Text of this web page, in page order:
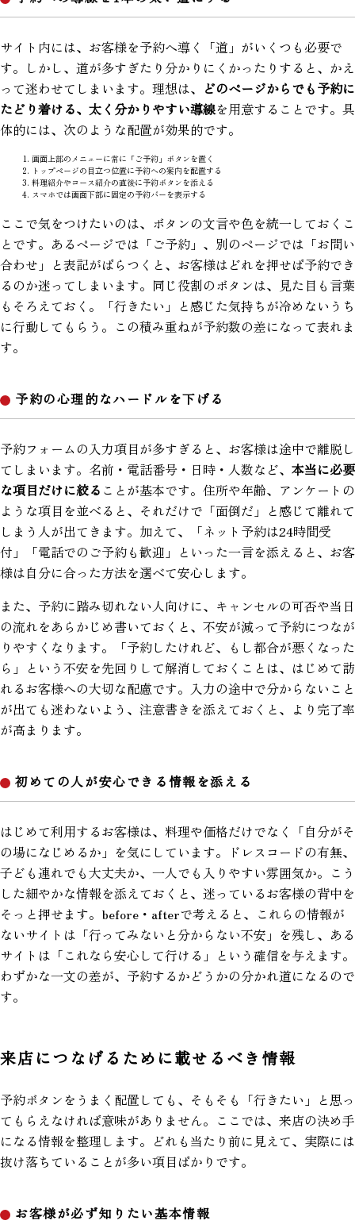
サイト内には、お客様を予約へ導く「道」がいくつも必要で
す。しかし、道が多すぎたり分かりにくかったりすると、かえ
って迷わせてしまいます。理想は、 どのページからでも予約に
たどり着ける、太く分かりやすい導線を用意することです。具
体的には、次のような配置が効果的です。
画面上部のメニューに常に「ご予約」ボタンを置く
トップページの目立つ位置に予約への案内を配置する
料理紹介やコース紹介の直後に予約ボタンを添える
スマホでは画面下部に固定の予約バーを表示する
ここで気をつけたいのは、ボタンの文言や色を統一しておくこ
とです。あるページでは「ご予約」、別のページでは「お問い
合わせ」と表記がばらつくと、お客様はどれを押せば予約でき
るのか迷ってしまいます。同じ役割のボタンは、見た目も言葉
もそろえておく。「行きたい」と感じた気持ちが冷めないうち
に行動してもらう。この積み重ねが予約数の差になって表れま
す。
予約の心理的なハードルを下げる
予約フォームの入力項目が多すぎると、お客様は途中で離脱し
てしまいます。名前・電話番号・日時・人数など、 本当に必要
な項目だけに絞る ことが基本です。住所や年齢、アンケートの
ような項目を並べると、それだけで「面倒だ」と感じて離れて
しまう人が出てきます。加えて、「ネット予約は24時間受
付」「電話でのご予約も歓迎」といった一言を添えると、お客
様は自分に合った方法を選べて安心します。
また、予約に踏み切れない人向けに、キャンセルの可否や当日
の流れをあらかじめ書いておくと、不安が減って予約につなが
りやすくなります。「予約したけれど、もし都合が悪くなった
ら」という不安を先回りして解消しておくことは、はじめて訪
れるお客様への大切な配慮です。入力の途中で分からないこと
が出ても迷わないよう、注意書きを添えておくと、より完了率
が高まります。
初めての人が安心できる情報を添える
はじめて利用するお客様は、料理や価格だけでなく「自分がそ
の場になじめるか」を気にしています。ドレスコードの有無、
子ども連れでも大丈夫か、一人でも入りやすい雰囲気か。こう
した細やかな情報を添えておくと、迷っているお客様の背中を
そっと押せます。before・afterで考えると、これらの情報が
ないサイトは「行ってみないと分からない不安」を残し、ある
サイトは「これなら安心して行ける」という確信を与えます。
わずかな一文の差が、予約するかどうかの分かれ道になるので
す。
来店につなげるために載せるべき情報
予約ボタンをうまく配置しても、そもそも「行きたい」と思っ
てもらえなければ意味がありません。ここでは、来店の決め手
になる情報を整理します。どれも当たり前に見えて、実際には
抜け落ちていることが多い項目ばかりです。
お客様が必ず知りたい基本情報